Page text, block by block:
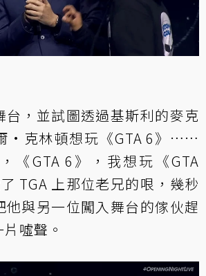
台，並試圖透過基斯利的麥克
·克林頓想玩《GTA 6》……
《GTA 6》，我想玩《GTA
TGA 上那位老兄的哏，幾秒
他與另一位闖入舞台的傢伙趕
噓聲。